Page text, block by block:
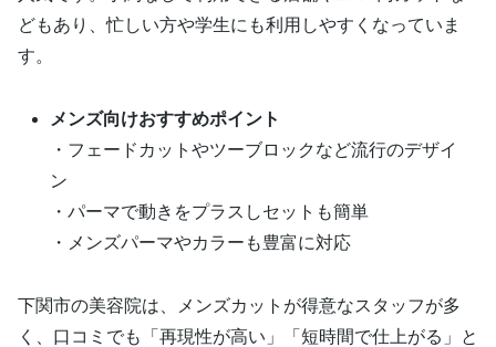
どもあり、忙しい方や学生にも利用しやすくなっていま
す。
メンズ向けおすすめポイント
・フェードカットやツーブロックなど流行のデザイ
ン
・パーマで動きをプラスしセットも簡単
・メンズパーマやカラーも豊富に対応
下関市の美容院は、メンズカットが得意なスタッフが多
く、口コミでも「再現性が高い」「短時間で仕上がる」と